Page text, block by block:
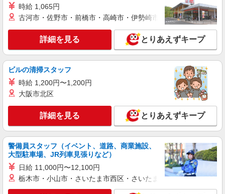
時給 1,065円
古河市・佐野市・前橋市・高崎市・伊勢崎市・太田市・館林市
詳細を見る とりあえずキープ
ビルの清掃スタッフ
時給 1,200円〜1,200円
大阪市北区
詳細を見る とりあえずキープ
警備員スタッフ（イベント、道路、商業施設、
大型駐車場、JR列車見張りなど）
日給 11,000円〜12,100円
栃木市・小山市・さいたま市西区・さいたま市岩槻区・久喜市・